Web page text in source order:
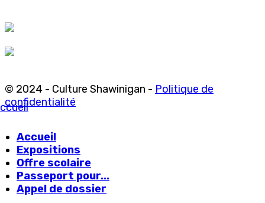
© 2024 - Culture Shawinigan - Politique de
confidentialité
Accueil
Expositions
Offre scolaire
Passeport pour...
Appel de dossier